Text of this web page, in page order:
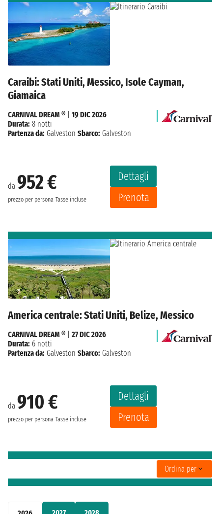
Caraibi: Stati Uniti, Messico, Isole Cayman,
Giamaica
da 952 €
prezzo per persona Tasse incluse
Dettagli
Prenota
CARNIVAL DREAM ®
19 DIC 2026
Durata: 8 notti
Partenza da: Galveston Sbarco: Galveston
America centrale: Stati Uniti, Belize, Messico
da 910 €
prezzo per persona Tasse incluse
Dettagli
Prenota
CARNIVAL DREAM ®
27 DIC 2026
Durata: 6 notti
Partenza da: Galveston Sbarco: Galveston
Ordina per